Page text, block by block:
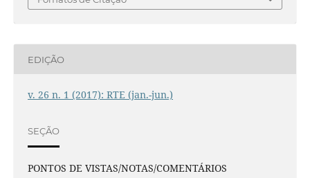
EDIÇÃO
v. 26 n. 1 (2017): RTE (jan.-jun.)
SEÇÃO
PONTOS DE VISTAS/NOTAS/COMENTÁRIOS